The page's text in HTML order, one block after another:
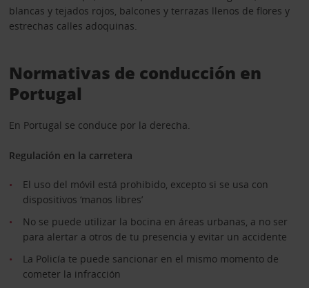
blancas y tejados rojos, balcones y terrazas llenos de flores y
estrechas calles adoquinas.
Normativas de conducción en
Portugal
En Portugal se conduce por la derecha.
Regulación en la carretera
El uso del móvil está prohibido, excepto si se usa con
dispositivos ‘manos libres’
No se puede utilizar la bocina en áreas urbanas, a no ser
para alertar a otros de tu presencia y evitar un accidente
La Policía te puede sancionar en el mismo momento de
cometer la infracción